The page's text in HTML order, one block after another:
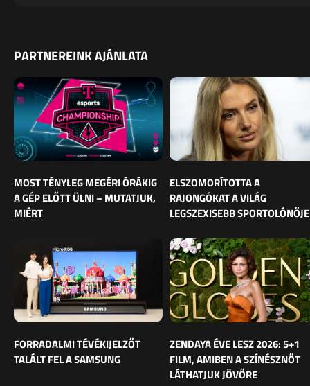
PARTNEREINK AJÁNLATA
MOST TÉNYLEG MEGÉRI ÓRÁKIG
A GÉP ELŐTT ÜLNI – MUTATJUK,
MIÉRT
ELSZOMORÍTOTTA A
RAJONGÓKAT A VILÁG
LEGSZEXISEBB SPORTOLÓNŐJE
FORRADALMI TÉVÉKIJELZŐT
TALÁLT FEL A SAMSUNG
ZENDAYA ÉVE LESZ 2026: 5+1
FILM, AMIBEN A SZÍNÉSZNŐT
LÁTHATJUK JÖVŐRE